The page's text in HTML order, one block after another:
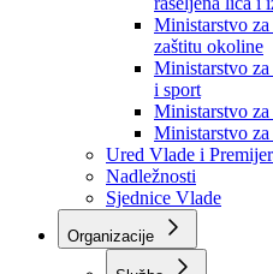
Ministarstvo
Ministarstvo za
raseljena lica i
Ministarstvo za
zaštitu okoline
Ministarstvo
i sport
Ministarstvo za
Ministarstvo za
Ured Vlade i Premijera
Nadležnosti
Sjednice Vlade